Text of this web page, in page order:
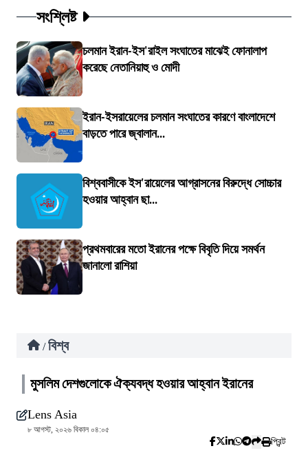
সংশ্লিষ্ট
চলমান ইরান-ইস'রাইল সংঘাতের মাঝেই ফোনালাপ
করেছে নেতানিয়াহু ও মোদী
ইরান-ইসরায়েলের চলমান সংঘাতের কারণে বাংলাদেশে
বাড়তে পারে জ্বালান...
বিশ্ববাসীকে ইস'রায়েলের আগ্রাসনের বিরুদ্ধে সোচ্চার
হওয়ার আহ্বান ছা...
প্রথমবারের মতো ইরানের পক্ষে বিবৃতি দিয়ে সমর্থন
জানালো রাশিয়া
/ বিশ্ব
মুসলিম দেশগুলোকে ঐক্যবদ্ধ হওয়ার আহ্বান ইরানের
Lens Asia
৮ আগস্ট, ২০২৬ বিকাল ০৪:০৫
প্রিন্ট